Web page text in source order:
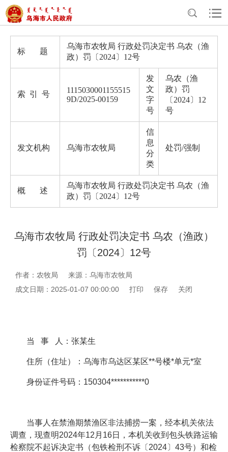
首页 >政务公开>政府信息公开 处罚/强制
标 题
乌海市农牧局 行政处罚决定书 乌农（渔
政）罚〔2024〕12号
索 引 号
1115030001155515
9D/2025-00159
发
文
字
号
乌农（渔
政）罚
〔2024〕12
号
发文机构 乌海市农牧局
信
息
分
类
处罚/强制
概 述
乌海市农牧局 行政处罚决定书 乌农（渔
政）罚〔2024〕12号
乌海市农牧局 行政处罚决定书 乌农（渔政）
罚〔2024〕12号
作者：农牧局
来源：乌海市农牧局
成文日期：2025-01-07 00:00:00
打印 保存 关闭
当 事 人：张某生
住所（住址）：乌海市乌达区某区**号楼*单元*室
身份证件号码：150304***********0
当事人在禁渔期禁渔区非法捕捞一案，经本机关依法
调查，现查明2024年12月16日，本机关收到包头铁路运输
检察院不起诉决定书（包铁检刑不诉〔2024〕43号）和检